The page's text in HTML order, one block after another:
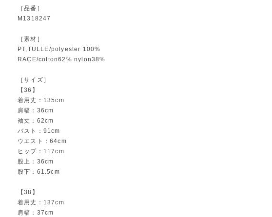
［品番］
M1318247
［素材］
PT,TULLE/polyester 100%
RACE/cotton62% nylon38%
［サイズ］
【36】
着用丈：135cm
肩幅：36cm
袖丈：62cm
バスト：91cm
ウエスト：64cm
ヒップ：117cm
股上：36cm
股下：61.5cm
【38】
着用丈：137cm
肩幅：37cm